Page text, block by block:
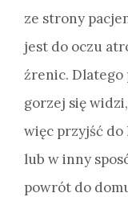
ze strony
jest do oczu
źrenic. Dlatego
gorzej się
więc przyjść do
lub w inny
powrót do